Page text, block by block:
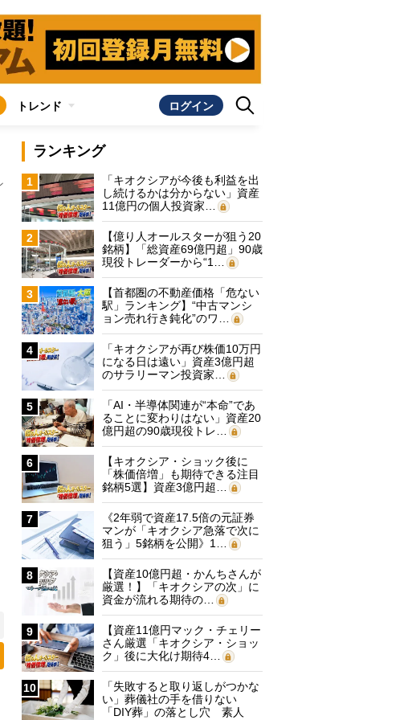
トレンド ログイン
ランキング
1
「キオクシアが今後も利益を出
し続けるかは分からない」資産
11億円の個人投資家…
2
【億り人オールスターが狙う20
銘柄】「総資産69億円超」90歳
現役トレーダーから“1…
3
【首都圏の不動産価格「危ない
駅」ランキング】“中古マンシ
ョン売れ行き鈍化”のワ…
4
「キオクシアが再び株価10万円
になる日は遠い」資産3億円超
のサラリーマン投資家…
5
「AI・半導体関連が“本命”であ
ることに変わりはない」資産20
億円超の90歳現役トレ…
6
【キオクシア・ショック後に
「株価倍増」も期待できる注目
銘柄5選】資産3億円超…
7
《2年弱で資産17.5倍の元証券
マンが「キオクシア急落で次に
狙う」5銘柄を公開》1…
8
【資産10億円超・かんちさんが
厳選！】「キオクシアの次」に
資金が流れる期待の…
9
【資産11億円マック・チェリー
さん厳選「キオクシア・ショッ
ク」後に大化け期待4…
10
「失敗すると取り返しがつかな
い」葬儀社の手を借りない
「DIY葬」の落とし穴 素人